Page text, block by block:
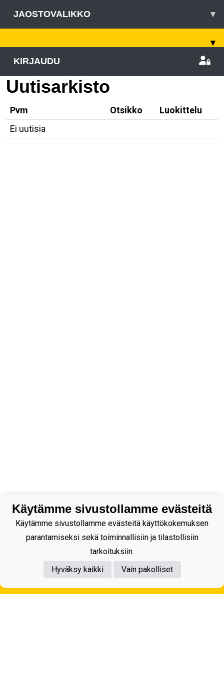
JAOSTOVALIKKO ▾
▾
KIRJAUDU
Uutisarkisto
Pvm Otsikko
Luokittelu
Ei uutisia
Tietosuojaseloste
Käytämme sivustollamme evästeitä
Käytämme sivustollamme evästeitä käyttökokemuksen
parantamiseksi sekä toiminnallisiin ja tilastollisiin
tarkoituksiin.
Hyväksy kaikki
Vain pakolliset